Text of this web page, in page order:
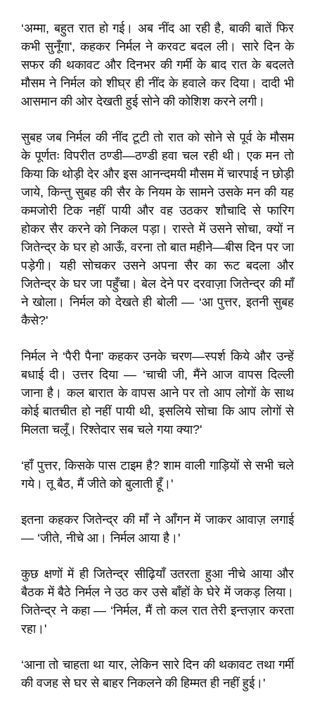
‘अम्मा, बहुत रात हो गई। अब नींद आ रही है, बाकी बातें फिर
कभी सुनूँगा', कहकर निर्मल ने करवट बदल ली। सारे दिन के
सफर की थकावट और दिनभर की गर्मी के बाद रात के बदलते
मौसम ने निर्मल को शीघ्र ही नींद के हवाले कर दिया। दादी भी
आसमान की ओर देखती हुई सोने की कोशिश करने लगी।
सुबह जब निर्मल की नींद टूटी तो रात को सोने से पूर्व के मौसम
के पूर्णतः विपरीत ठण्डी—ठण्डी हवा चल रही थी। एक मन तो
किया कि थोड़ी देर और इस आनन्दमयी मौसम में चारपाई न छोड़ी
जाये, किन्तु सुबह की सैर के नियम के सामने उसके मन की यह
कमजोरी टिक नहीं पायी और वह उठकर शौचादि से फारिग
होकर सैर करने को निकल पड़ा। रास्ते में उसने सोचा, क्यों न
जितेन्द्र के घर हो आऊँ, वरना तो बात महीने—बीस दिन पर जा
पड़ेगी। यही सोचकर उसने अपना सैर का रूट बदला और
जितेन्द्र के घर जा पहुँचा। बेल देने पर दरवाज़ा जितेन्द्र की माँ
ने खोला। निर्मल को देखते ही बोली — ‘आ पुत्तर, इतनी सुबह
कैसे?'
निर्मल ने ‘पैरी पैना' कहकर उनके चरण—स्पर्श किये और उन्हें
बधाई दी। उत्तर दिया — ‘चाची जी, मैंने आज वापस दिल्ली
जाना है। कल बारात के वापस आने पर तो आप लोगों के साथ
कोई बातचीत हो नहीं पायी थी, इसलिये सोचा कि आप लोगों से
मिलता चलूँ। रिश्तेदार सब चले गया क्या?'
‘हाँ पुत्तर, किसके पास टाइम है? शाम वाली गाड़ियों से सभी चले
गये। तू बैठ, मैं जीते को बुलाती हूँ।'
इतना कहकर जितेन्द्र की माँ ने आँगन में जाकर आवाज़ लगाई
— ‘जीते, नीचे आ। निर्मल आया है।'
कुछ क्षणों में ही जितेन्द्र सीढ़ियाँ उतरता हुआ नीचे आया और
बैठक में बैठे निर्मल ने उठ कर उसे बाँहों के घेरे में जकड़ लिया।
जितेन्द्र ने कहा — ‘निर्मल, मैं तो कल रात तेरी इन्तज़ार करता
रहा।'
‘आना तो चाहता था यार, लेकिन सारे दिन की थकावट तथा गर्मी
की वजह से घर से बाहर निकलने की हिम्मत ही नहीं हुई।'